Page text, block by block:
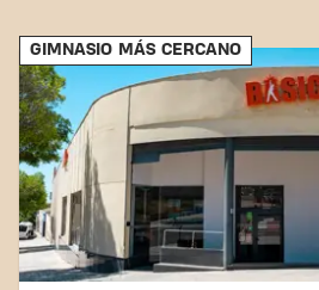
GIMNASIO MÁS CERCANO